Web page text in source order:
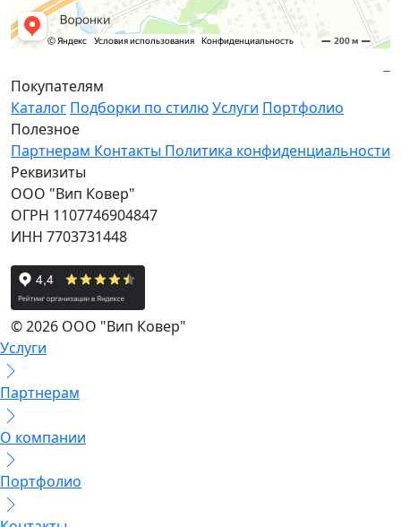
Покупателям
Каталог Подборки по стилюУслуги Портфолио
Полезное
Партнерам Контакты Политика конфиденциальности
Реквизиты
ООО "Вип Ковер"
ОГРН 1107746904847
ИНН 7703731448
© 2026 ООО "Вип Ковер"
Услуги
Партнерам
О компании
Портфолио